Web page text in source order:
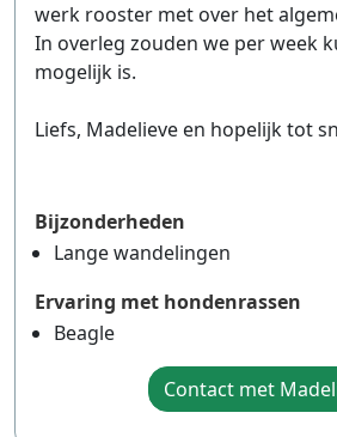
werk rooster met over het
In overleg zouden we per week
mogelijk is.
Liefs, Madelieve en hopelijk tot
Bijzonderheden
Lange wandelingen
Ervaring met hondenrassen
Beagle
Contact met